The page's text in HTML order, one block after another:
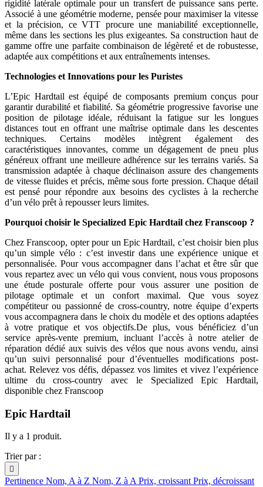
rigidité latérale optimale pour un transfert de puissance sans perte.
Associé à une géométrie moderne, pensée pour maximiser la vitesse
et la précision, ce VTT procure une maniabilité exceptionnelle,
même dans les sections les plus exigeantes. Sa construction haut de
gamme offre une parfaite combinaison de légèreté et de robustesse,
adaptée aux compétitions et aux entraînements intenses.
Technologies et Innovations pour les Puristes
L’Epic Hardtail est équipé de composants premium conçus pour
garantir durabilité et fiabilité. Sa géométrie progressive favorise une
position de pilotage idéale, réduisant la fatigue sur les longues
distances tout en offrant une maîtrise optimale dans les descentes
techniques. Certains modèles intègrent également des
caractéristiques innovantes, comme un dégagement de pneu plus
généreux offrant une meilleure adhérence sur les terrains variés. Sa
transmission adaptée à chaque déclinaison assure des changements
de vitesse fluides et précis, même sous forte pression. Chaque détail
est pensé pour répondre aux besoins des cyclistes à la recherche
d’un vélo prêt à repousser leurs limites.
Pourquoi choisir le Specialized Epic Hardtail chez Franscoop ?
Chez Franscoop, opter pour un Epic Hardtail, c’est choisir bien plus
qu’un simple vélo : c’est investir dans une expérience unique et
personnalisée. Pour vous accompagner dans l’achat et être sûr que
vous repartez avec un vélo qui vous convient, nous vous proposons
une étude posturale offerte pour vous assurer une position de
pilotage optimale et un confort maximal. Que vous soyez
compétiteur ou passionné de cross-country, notre équipe d’experts
vous accompagnera dans le choix du modèle et des options adaptées
à votre pratique et vos objectifs.De plus, vous bénéficiez d’un
service après-vente premium, incluant l’accès à notre atelier de
réparation dédié aux suivis des vélos que nous avons vendu, ainsi
qu’un suivi personnalisé pour d’éventuelles modifications post-
achat. Relevez vos défis, dépassez vos limites et vivez l’expérience
ultime du cross-country avec le Specialized Epic Hardtail,
disponible chez Franscoop
Epic Hardtail
Il y a 1 produit.
Trier par :

Pertinence Nom, A à Z Nom, Z à APrix, croissantPrix, décroissant